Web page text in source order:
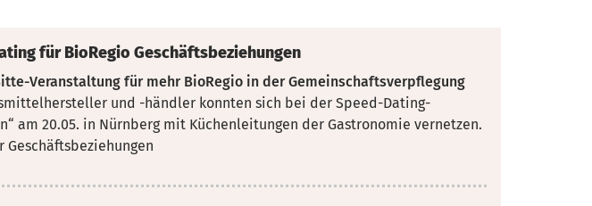
für BioRegio Geschäftsbeziehungen
Veranstaltung für mehr BioRegio in der Gemeinschaftsverpflegung
und -händler konnten sich bei der Speed-Dating-
am 20.05. in Nürnberg mit Küchenleitungen der Gastronomie vernetzen.
Geschäftsbeziehungen